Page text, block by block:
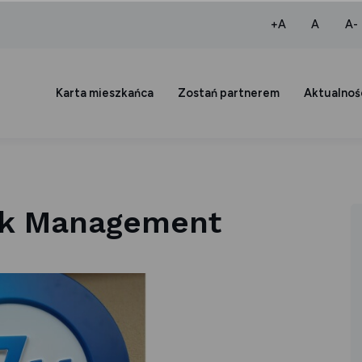
+Awiększa
A A-
Karta mieszkańca Zostań partnerem
Management